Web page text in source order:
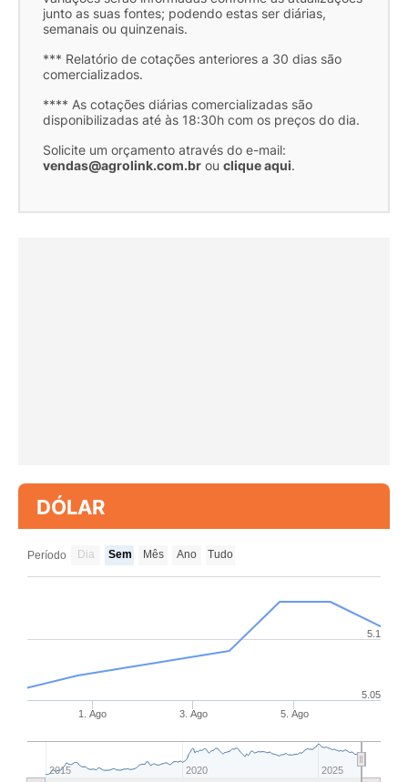
junto as suas fontes; podendo estas ser diárias,
semanais ou quinzenais.
*** Relatório de cotações anteriores a 30 dias são
comercializados.
**** As cotações diárias comercializadas são
disponibilizadas até às 18:30h com os preços do dia.
Solicite um orçamento através do e-mail:
vendas@agrolink.com.br ou clique aqui.
DÓLAR
Período Dia Sem Mês Ano Tudo
1. Ago 3. Ago 5. Ago
2015 2020 2025
5.05
5.1